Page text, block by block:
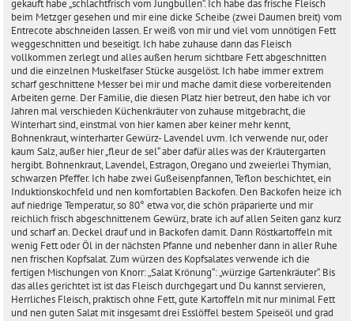
gekauft habe „schlachtfrisch vom Jungbullen“. Ich habe das frische Fleisch
beim Metzger gesehen und mir eine dicke Scheibe (zwei Daumen breit) vom
Entrecote abschneiden lassen. Er weiß von mir und viel vom unnötigen Fett
weggeschnitten und beseitigt. Ich habe zuhause dann das Fleisch
vollkommen zerlegt und alles außen herum sichtbare Fett abgeschnitten
und die einzelnen Muskelfaser Stücke ausgelöst. Ich habe immer extrem
scharf geschnittene Messer bei mir und mache damit diese vorbereitenden
Arbeiten gerne. Der Familie, die diesen Platz hier betreut, den habe ich vor
Jahren mal verschieden Küchenkräuter von zuhause mitgebracht, die
Winterhart sind, einstmal von hier kamen aber keiner mehr kennt,
Bohnenkraut, winterharter Gewürz- Lavendel uvm. Ich verwende nur, oder
kaum Salz, außer hier „fleur de sel“ aber dafür alles was der Kräutergarten
hergibt. Bohnenkraut, Lavendel, Estragon, Oregano und zweierlei Thymian,
schwarzen Pfeffer. Ich habe zwei Gußeisenpfannen, Teflon beschichtet, ein
Induktionskochfeld und nen komfortablen Backofen. Den Backofen heize ich
auf niedrige Temperatur, so 80° etwa vor, die schön präparierte und mir
reichlich frisch abgeschnittenem Gewürz, brate ich auf allen Seiten ganz kurz
und scharf an. Deckel drauf und in Backofen damit. Dann Röstkartoffeln mit
wenig Fett oder Öl in der nächsten Pfanne und nebenher dann in aller Ruhe
nen frischen Kopfsalat. Zum würzen des Kopfsalates verwende ich die
fertigen Mischungen von Knorr: „Salat Krönung“: „würzige Gartenkräuter“. Bis
das alles gerichtet ist ist das Fleisch durchgegart und Du kannst servieren,
Herrliches Fleisch, praktisch ohne Fett, gute Kartoffeln mit nur minimal Fett
und nen guten Salat mit insgesamt drei Esslöffel bestem Speiseöl und grad